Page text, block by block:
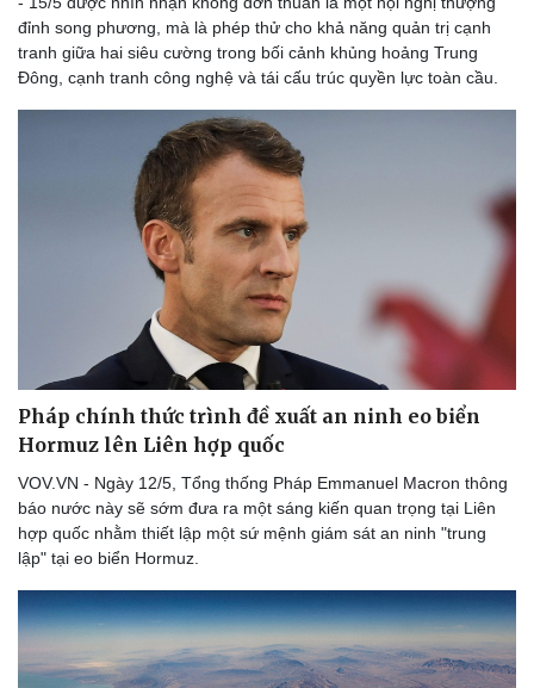
Thể thao
Bóng đá
Lịch thi đấu bóng đá
Thế giới thể thao
eSports
Ô tô
Xe máy
Tư vấn
đỉnh song phương, mà là phép thử cho khả năng quản trị cạnh
tranh giữa hai siêu cường trong bối cảnh khủng hoảng Trung
Đông, cạnh tranh công nghệ và tái cấu trúc quyền lực toàn cầu.
Pháp chính thức trình đề xuất an ninh eo biển
Hormuz lên Liên hợp quốc
VOV.VN - Ngày 12/5, Tổng thống Pháp Emmanuel Macron thông
báo nước này sẽ sớm đưa ra một sáng kiến quan trọng tại Liên
hợp quốc nhằm thiết lập một sứ mệnh giám sát an ninh "trung
lập" tại eo biển Hormuz.